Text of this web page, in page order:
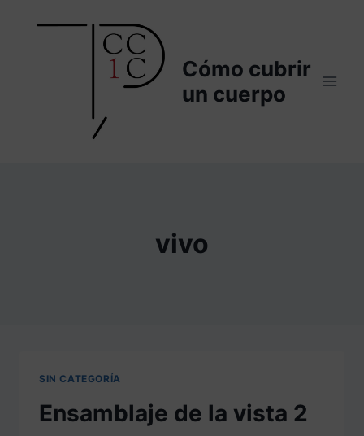
Cómo cubrir
un cuerpo
vivo
SIN CATEGORÍA
Ensamblaje de la vista 2